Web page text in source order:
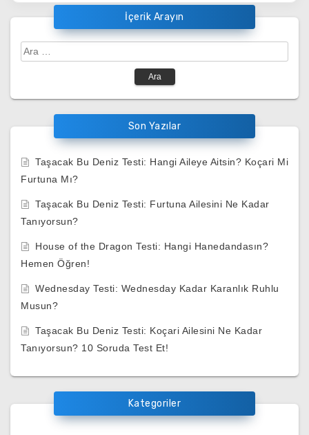
İçerik Arayın
Arama:
Son Yazılar
Taşacak Bu Deniz Testi: Hangi Aileye Aitsin? Koçari Mi
Furtuna Mı?
Taşacak Bu Deniz Testi: Furtuna Ailesini Ne Kadar
Tanıyorsun?
House of the Dragon Testi: Hangi Hanedandasın?
Hemen Öğren!
Wednesday Testi: Wednesday Kadar Karanlık Ruhlu
Musun?
Taşacak Bu Deniz Testi: Koçari Ailesini Ne Kadar
Tanıyorsun? 10 Soruda Test Et!
Kategoriler